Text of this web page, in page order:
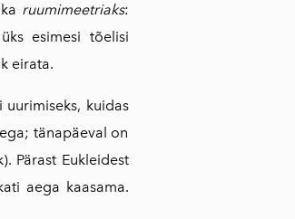
ruumimeetriaks:
esimesi tõelisi
eirata.
kuidas
tänapäeval on
Pärast Eukleidest
aega kaasama.